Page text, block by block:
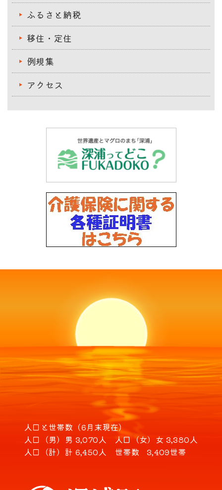
ふるさと納税
移住・定住
例規集
アクセス
人口と世帯数（6月末現在）
人口（男） 男 3,070人 人口（女） 女 3,380人
人口（計） 計 6,450人 世帯数 3,409世帯